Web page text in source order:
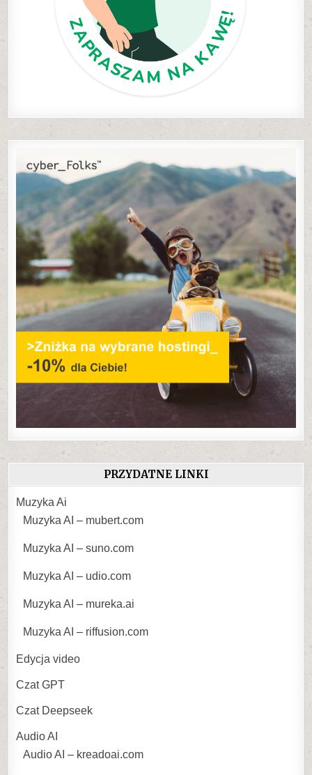
PRZYDATNE LINKI
Muzyka Ai
Muzyka AI – mubert.com
Muzyka AI – suno.com
Muzyka AI – udio.com
Muzyka AI – mureka.ai
Muzyka AI – riffusion.com
Edycja video
Czat GPT
Czat Deepseek
Audio AI
Audio AI – kreadoai.com